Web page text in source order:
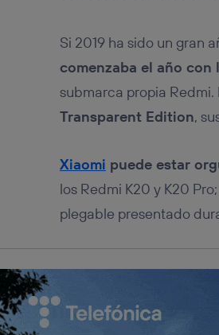
Si 2019 ha sido un gran
comenzaba el año
submarca propia
Transparent Edition,
Xiaomi puede estar
los Redmi K20 y K20
plegable presentado
Si utilizas
realizará
hayan dado
inferior de
Para más